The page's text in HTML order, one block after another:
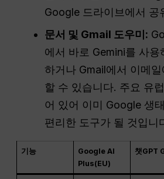
Google 드라이브에서 공
문서 및 Gmail 도우미:
에서 바로 Gemini를 사용
하거나 Gmail에서 이메
할 수 있습니다. 주요 유
어 있어 이미 Google 생
편리한 도구가 될 것입니
기능
Google AI
Plus(EU)
챗GPT